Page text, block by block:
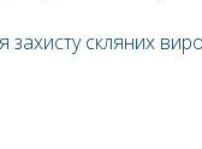
захисту скляних